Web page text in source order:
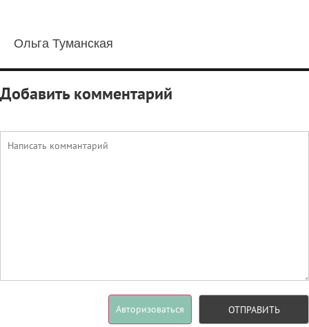
Ольга Туманская
Добавить комментарий
Авторизоваться ОТПРАВИТЬ